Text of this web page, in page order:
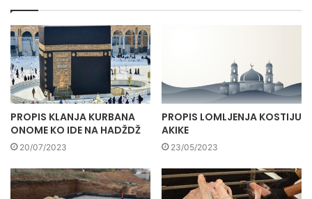
PROPIS KLANJA KURBANA
ONOME KO IDE NA HADŽDŽ
20/07/2023
PROPIS LOMLJENJA KOSTIJU
AKIKE
23/05/2023